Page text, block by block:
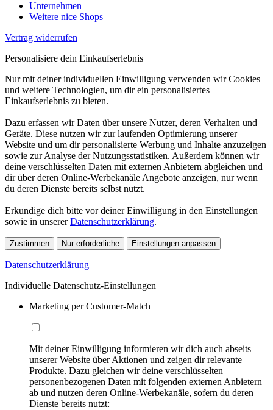
Unternehmen
Weitere nice Shops
Vertrag widerrufen
Personalisiere dein Einkaufserlebnis
Nur mit deiner individuellen Einwilligung verwenden wir Cookies
und weitere Technologien, um dir ein personalisiertes
Einkaufserlebnis zu bieten.
Dazu erfassen wir Daten über unsere Nutzer, deren Verhalten und
Geräte. Diese nutzen wir zur laufenden Optimierung unserer
Website und um dir personalisierte Werbung und Inhalte anzuzeigen
sowie zur Analyse der Nutzungsstatistiken. Außerdem können wir
deine verschlüsselten Daten mit externen Anbietern abgleichen und
dir über deren Online-Werbekanäle Angebote anzeigen, nur wenn
du deren Dienste bereits selbst nutzt.
Erkundige dich bitte vor deiner Einwilligung in den Einstellungen
sowie in unsererDatenschutzerklärung.
Zustimmen Nur erforderliche Einstellungen anpassen
Datenschutzerklärung
Individuelle Datenschutz-Einstellungen
Marketing per Customer-Match
Mit deiner Einwilligung informieren wir dich auch abseits
unserer Website über Aktionen und zeigen dir relevante
Produkte. Dazu gleichen wir deine verschlüsselten
personenbezogenen Daten mit folgenden externen Anbietern
ab und nutzen deren Online-Werbekanäle, sofern du deren
Dienste bereits nutzt: